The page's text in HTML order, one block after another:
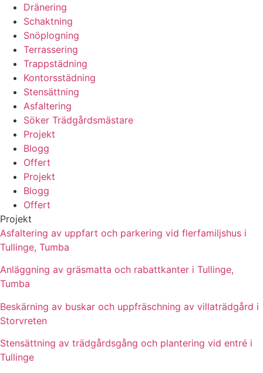
Dränering
Schaktning
Snöplogning
Terrassering
Trappstädning
Kontorsstädning
Stensättning
Asfaltering
Söker Trädgårdsmästare
Projekt
Blogg
Offert
Projekt
Blogg
Offert
Projekt
Asfaltering av uppfart och parkering vid flerfamiljshus i
Tullinge, Tumba
Anläggning av gräsmatta och rabattkanter i Tullinge,
Tumba
Beskärning av buskar och uppfräschning av villaträdgård i
Storvreten
Stensättning av trädgårdsgång och plantering vid entré i
Tullinge